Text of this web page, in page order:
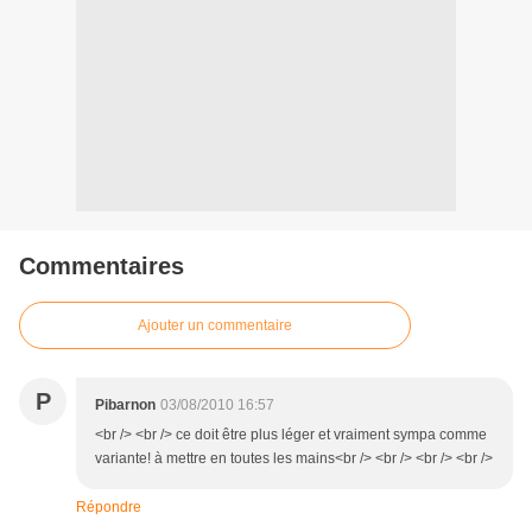
Commentaires
Ajouter un commentaire
P Pibarnon 03/08/2010 16:57
<br /> <br /> ce doit être plus léger et vraiment sympa comme
variante! à mettre en toutes les mains<br /> <br /> <br /> <br />
Répondre